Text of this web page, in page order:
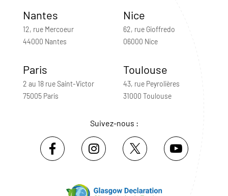
Nantes
12, rue Mercoeur
44000 Nantes
Nice
62, rue Gioffredo
06000 Nice
Paris
2 au 18 rue Saint-Victor
75005 Paris
Toulouse
43, rue Peyrolières
31000 Toulouse
Suivez-nous :